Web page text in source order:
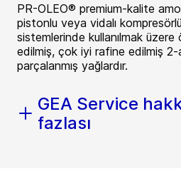
PR-OLEO® premium-kalite
pistonlu veya vidalı
sistemlerinde kullanılmak
edilmiş, çok iyi rafine edilmiş 2-
parçalanmış yağlardır.
GEA Service
fazlası